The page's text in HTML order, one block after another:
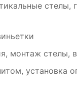
стелы,
монтаж стелы,
установка